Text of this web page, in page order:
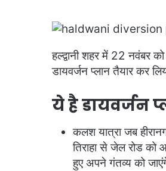
हल्द्वानी शहर में 22 नवंबर
डायवर्जन प्लान तैयार कर
ये है डायवर्जन
कलश यात्रा जब
तिराहा से जेल रोड को
हुए अपने गंतव्य को